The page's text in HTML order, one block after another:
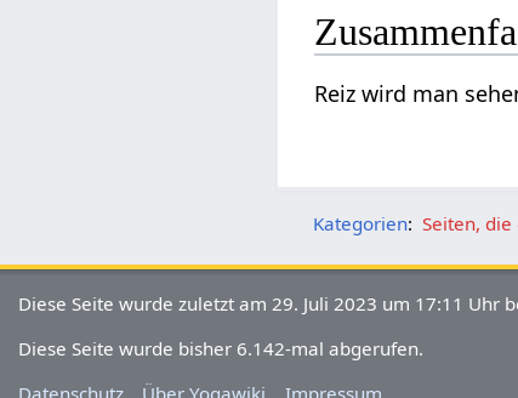
Reiz‏‎ wird man
Kategorien: Seiten, die
Diese Seite wurde zuletzt am 29. Juli 2023 um 17:11 Uhr
Diese Seite wurde bisher 6.142-mal abgerufen.
Datenschutz
Über Yogawiki Impressum